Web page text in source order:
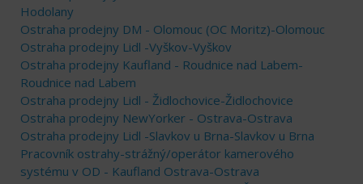
Hodolany
Ostraha prodejny DM - Olomouc (OC Moritz)-Olomouc
Ostraha prodejny Lidl -Vyškov-Vyškov
Ostraha prodejny Kaufland - Roudnice nad Labem-
Roudnice nad Labem
Ostraha prodejny Lidl - Židlochovice-Židlochovice
Ostraha prodejny NewYorker - Ostrava-Ostrava
Ostraha prodejny Lidl -Slavkov u Brna-Slavkov u Brna
Pracovník ostrahy-strážný/operátor kamerového
systému v OD - Kaufland Ostrava-Ostrava